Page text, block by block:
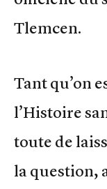
Tlemcen.
Tant qu’on
l’Histoire
toute de
la question,